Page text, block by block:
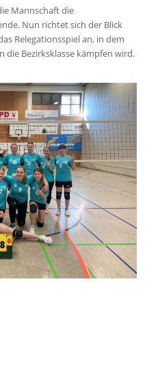
Mannschaft die
Nun richtet sich der Blick
Relegationsspiel an, in dem
die Bezirksklasse kämpfen wird.